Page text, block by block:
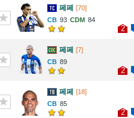
페페
[70]
93
84
2
페페
[7]
89
2
페페
[18]
85
2